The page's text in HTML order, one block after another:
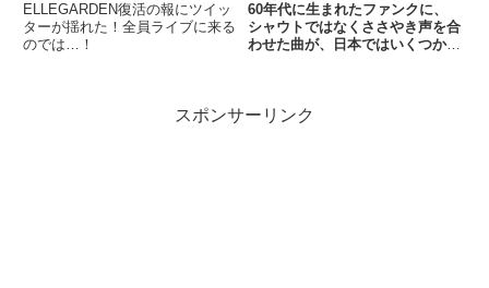
ELLEGARDEN復活の報にツイッ
ターが揺れた！全員ライブに来る
のでは…！
60年代に生まれたファンクに、
シャウトではなくささやき声を合
わせた曲が、日本ではいくつかリ
ドとは？
スポンサーリンク